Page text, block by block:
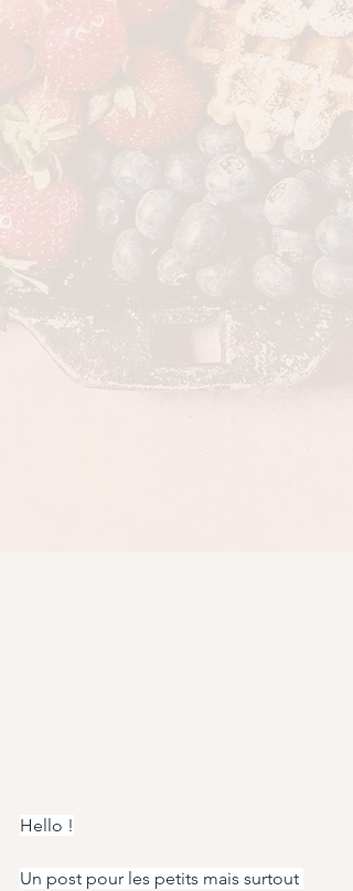
Hello !
Un post pour les petits mais surtout